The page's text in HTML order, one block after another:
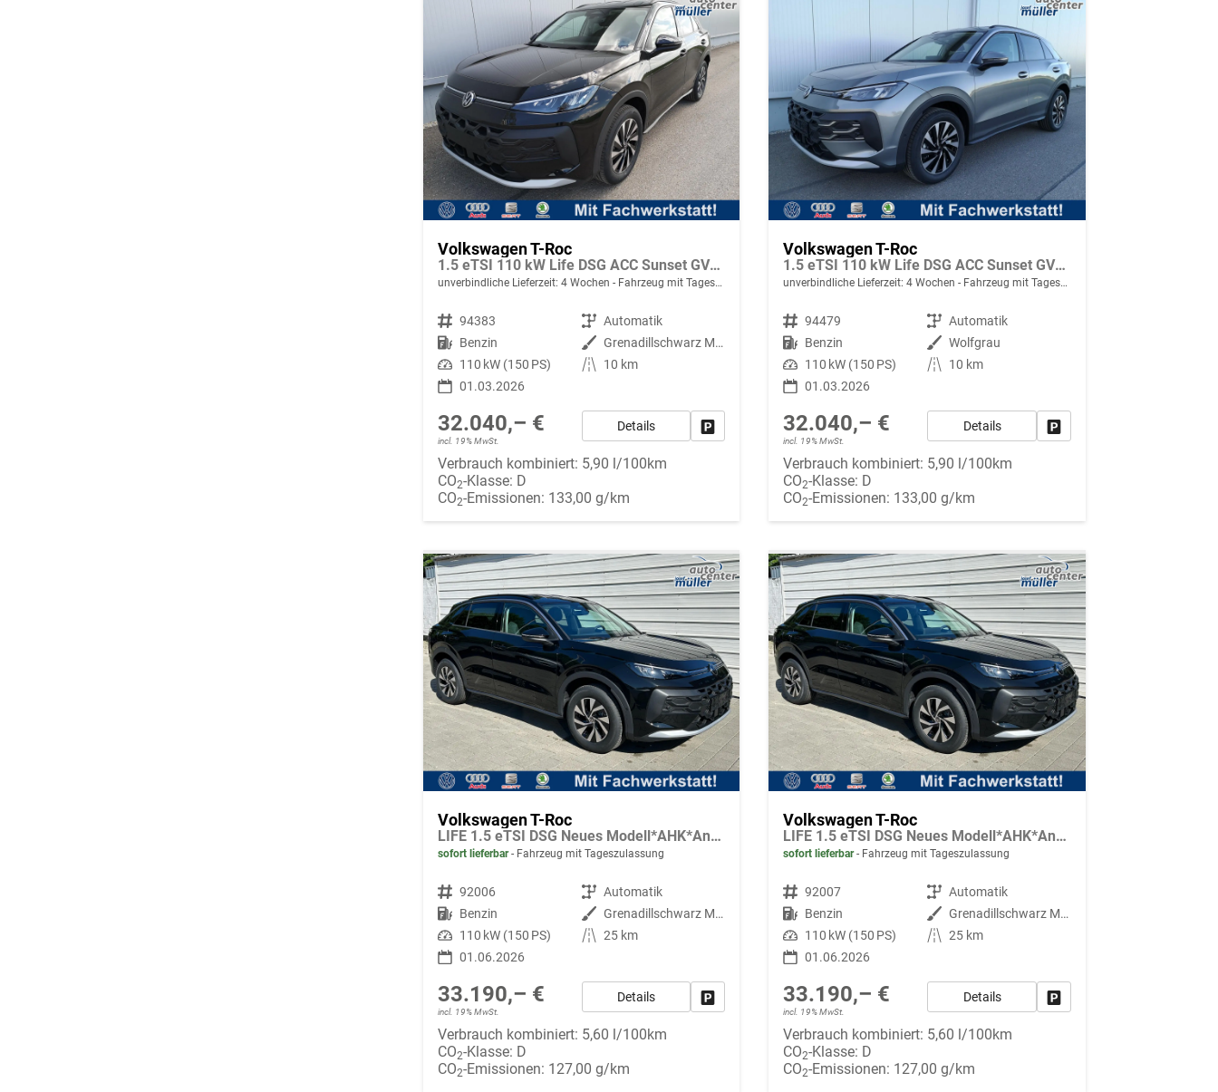
Volkswagen T-Roc
1.5 eTSI 110 kW Life DSG ACC Sunset GV5 neues Modell
unverbindliche Lieferzeit: 4 Wochen Fahrzeug mit Tageszulassung
Fahrzeugnr. 94383 Getriebe Automatik
Kraftstoff Benzin Außenfarbe
Grenadillschwarz Metallic
Leistung 110 kW (150 PS) Kilometerstand
10 km
01.03.2026
32.040,– €
incl. 19% MwSt.
Details Fahrzeug parken
Verbrauch kombiniert: 5,90 l/100km
CO2-Klasse: D
CO2-Emissionen: 133,00 g/km
Volkswagen T-Roc
1.5 eTSI 110 kW Life DSG ACC Sunset GV5 neues Modell
unverbindliche Lieferzeit:4 Wochen Fahrzeug mit Tageszulassung
Fahrzeugnr. 94479 Getriebe Automatik
Kraftstoff Benzin Außenfarbe Wolfgrau
Leistung 110 kW (150 PS) Kilometerstand
10 km
01.03.2026
32.040,– €
incl. 19% MwSt.
Details
Verbrauch kombiniert: 5,90 l/100km
CO2-Klasse: D
CO2-Emissionen: 133,00 g/km
Volkswagen T-Roc
LIFE 1.5 eTSI DSG Neues Modell*AHK*Android Auto*SHZ*ACC*Kamera*5J Garantie*Klimaauto*
sofort lieferbar Fahrzeug mit Tageszulassung
Fahrzeugnr. 92006 Getriebe Automatik
Kraftstoff Benzin Außenfarbe
Grenadillschwarz Metallic
Leistung 110 kW (150 PS) Kilometerstand 25 km
01.06.2026
33.190,– €
incl. 19% MwSt.
Details Fahrzeug parken
Verbrauch kombiniert: 5,60 l/100km
CO2-Klasse: D
CO2-Emissionen: 127,00 g/km
Volkswagen T-Roc
LIFE 1.5 eTSI DSG Neues Modell*AHK*Android Auto*SHZ*ACC*Kamera*5J Garantie*Klimaauto*
sofort lieferbar Fahrzeug mit Tageszulassung
Fahrzeugnr. 92007 Getriebe Automatik
Kraftstoff Benzin Außenfarbe
Grenadillschwarz Metallic
Leistung 110 kW (150 PS) Kilometerstand 25 km
01.06.2026
33.190,– €
incl. 19% MwSt.
Details
Verbrauch kombiniert: 5,60 l/100km
CO2-Klasse: D
CO2-Emissionen: 127,00 g/km